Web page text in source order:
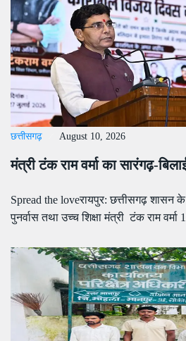
छत्तीसगढ़ August 10, 2026
मंत्री टंक राम वर्मा का सारंगढ़-
Spread the loveरायपुर: छत्तीसगढ़ शासन
पुनर्वास तथा उच्च शिक्षा मंत्री टंक राम